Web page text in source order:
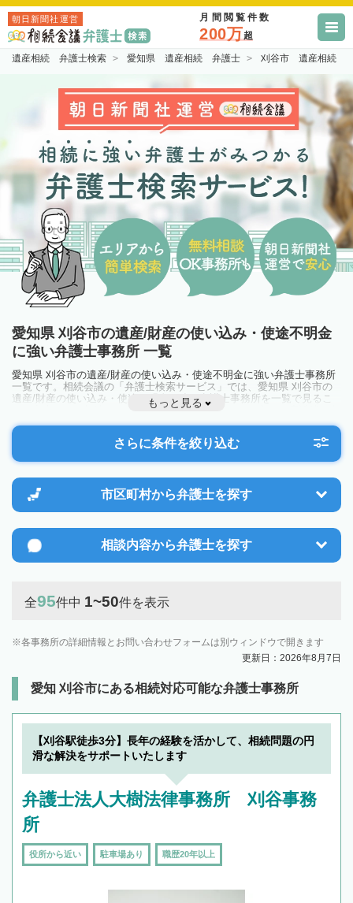
朝日新聞社運営 月間閲覧件数
200万超
遺産相続 弁護士検索 愛知県 遺産相続 弁護士 刈谷市 遺産相続
愛知県 刈谷市の遺産/財産の使い込み・使途不明金
に強い弁護士事務所 一覧
愛知県 刈谷市の遺産/財産の使い込み・使途不明金に強い弁護士事務所
一覧です。相続会議の「弁護士検索サービス」では、愛知県 刈谷市の
遺産/財産の使い込み・使途不明金に強い弁護士事務所を一覧で見るこ
とが出来ます。相続のトラブルやお悩みを抱えている方は一度近隣の弁
護士に相談してみましょう。
もっと見る
さらに条件を絞り込む
市区町村から弁護士を探す
相談内容から弁護士を探す
全95件中 1~50件を表示
各事務所の詳細情報とお問い合わせフォームは別ウィンドウで開きます
更新日：2026年8月7日
愛知 刈谷市にある相続対応可能な弁護士事務所
【刈谷駅徒歩3分】長年の経験を活かして、相続問題の円
滑な解決をサポートいたします
弁護士法人大樹法律事務所 刈谷事務
所
役所から近い 駐車場あり 職歴20年以上